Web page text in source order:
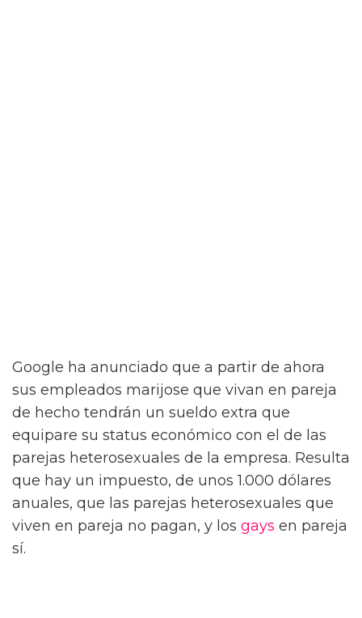
Google ha anunciado que a partir de ahora
sus empleados marijose que vivan en pareja
de hecho tendrán un sueldo extra que
equipare su status económico con el de las
parejas heterosexuales de la empresa. Resulta
que hay un impuesto, de unos 1.000 dólares
anuales, que las parejas heterosexuales que
viven en pareja no pagan, y los gays en pareja
sí.